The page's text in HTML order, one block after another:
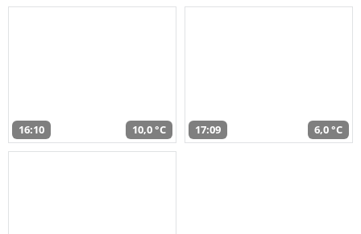
16:10 10,0 °C 17:09 6,0 °C